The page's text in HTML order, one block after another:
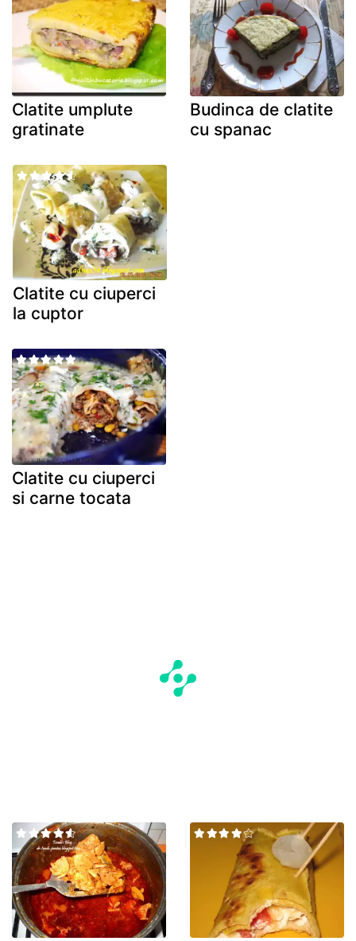
Clatite umplute
gratinate
Budinca de clatite
cu spanac
Clatite cu ciuperci
la cuptor
Clatite cu ciuperci
si carne tocata